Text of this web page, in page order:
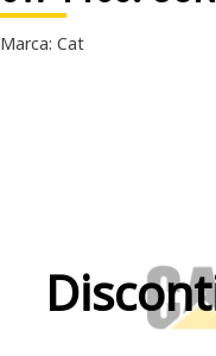
Marca: Cat